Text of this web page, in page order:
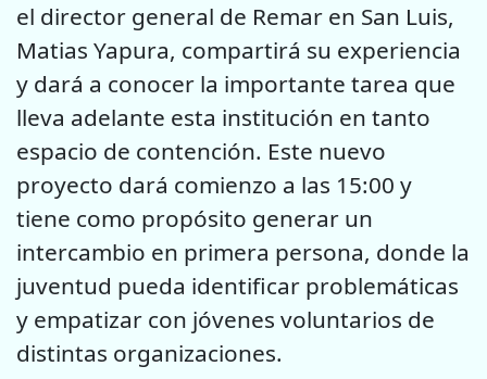
el director general de Remar en San Luis,
Matias Yapura, compartirá su experiencia
y dará a conocer la importante tarea que
lleva adelante esta institución en tanto
espacio de contención. Este nuevo
proyecto dará comienzo a las 15:00 y
tiene como propósito generar un
intercambio en primera persona, donde la
juventud pueda identificar problemáticas
y empatizar con jóvenes voluntarios de
distintas organizaciones.